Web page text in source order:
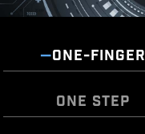
ONE-FINGER
ONE STEP